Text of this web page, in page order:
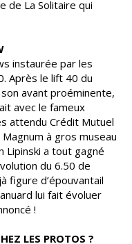
de La Solitaire qui
instaurée par les
Après le lift 40 du
avant proéminente,
avec le fameux
attendu Crédit Mutuel
à gros museau
Lipinski a tout gagné
du 6.50 de
figure d’épouvantail
lui fait évoluer
!
LES PROTOS ?